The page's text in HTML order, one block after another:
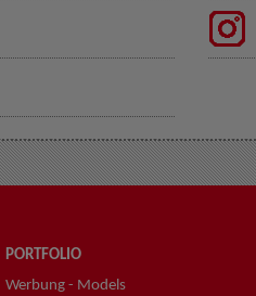
PORTFOLIO
Werbung - Models